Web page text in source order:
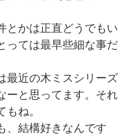
とかは正直どうでもい
っては最早些細な事だ
最近の木ミスシリーズ
ーと思ってます。それ
ね。
、結構好きなんです